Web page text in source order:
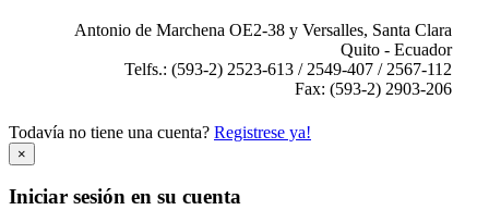
Antonio de Marchena OE2-38 y Versalles, Santa Clara
Quito - Ecuador
Telfs.: (593-2) 2523-613 / 2549-407 / 2567-112
Fax: (593-2) 2903-206
Todavía no tiene una cuenta? Registrese ya!
×
Iniciar sesión en su cuenta